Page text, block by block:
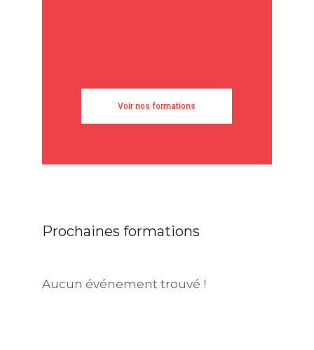
Voir nos formations
Prochaines formations
Aucun événement trouvé !